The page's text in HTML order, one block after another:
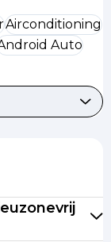
Airconditioning
Auto